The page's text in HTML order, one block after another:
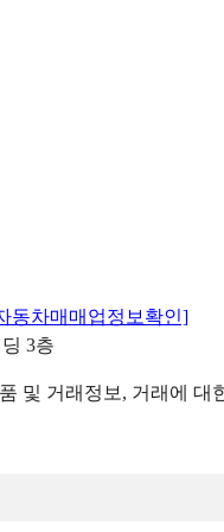
동차매매업정보확인]
3층
및 거래정보, 거래에 대